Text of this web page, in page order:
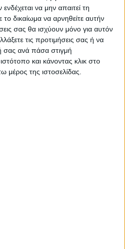
να μην απαιτεί τη
δικαίωμα να αρνηθείτε αυτήν
σας θα ισχύουν μόνο για αυτόν
τις προτιμήσεις σας ή να
σας ανά πάσα στιγμή
και κάνοντας κλικ στο
της ιστοσελίδας.
που βοηθάει στην
πληθυσμού»
η κ. Μπάρκα η οποία
εμπιστοσύνη που